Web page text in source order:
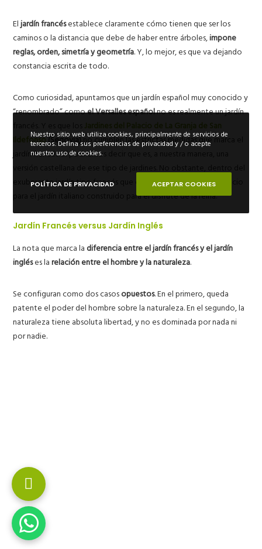
Eljardín francésestablece claramente cómo tienen que ser los
caminos o la distancia que debe de haber entre árboles,impone
reglas, orden, simetría y geometría. Y, lo mejor, es que va dejando
constancia escrita de todo.
Como curiosidad, apuntamos que un jardín español muy conocido y
“renombrado” comoel Versalles españolno es realmente un jardín
Jardines del Palacio de La Granja de San
Ildefonso(Segovia)no cumplen las estrictas medidas que marca el
jardín francés. Sí podríamos decir que es, a nuestra manera, una
exuberante jardín tipo francés que crea Felipe II, existe un espacio
para el jardín italiano construido para el disfrute de la reina.
Jardín Francés versus Jardín Inglés
La nota que marca la diferencia entre el jardín francés y el jardín
ingléses larelación entre el hombre y la naturaleza.
Se configuran como dos casosopuestos. En el primero, queda
patente el poder del hombre sobre la naturaleza. En el segundo, la
naturaleza tiene absoluta libertad, y no es dominada por nada ni
por nadie.
Nuestro sitio web utiliza cookies, principalmente de servicios de
terceros. Defina sus preferencias de privacidad y / o acepte
nuestro uso de cookies.
POLÍTICA DE PRIVACIDAD ACEPTAR COOKIES